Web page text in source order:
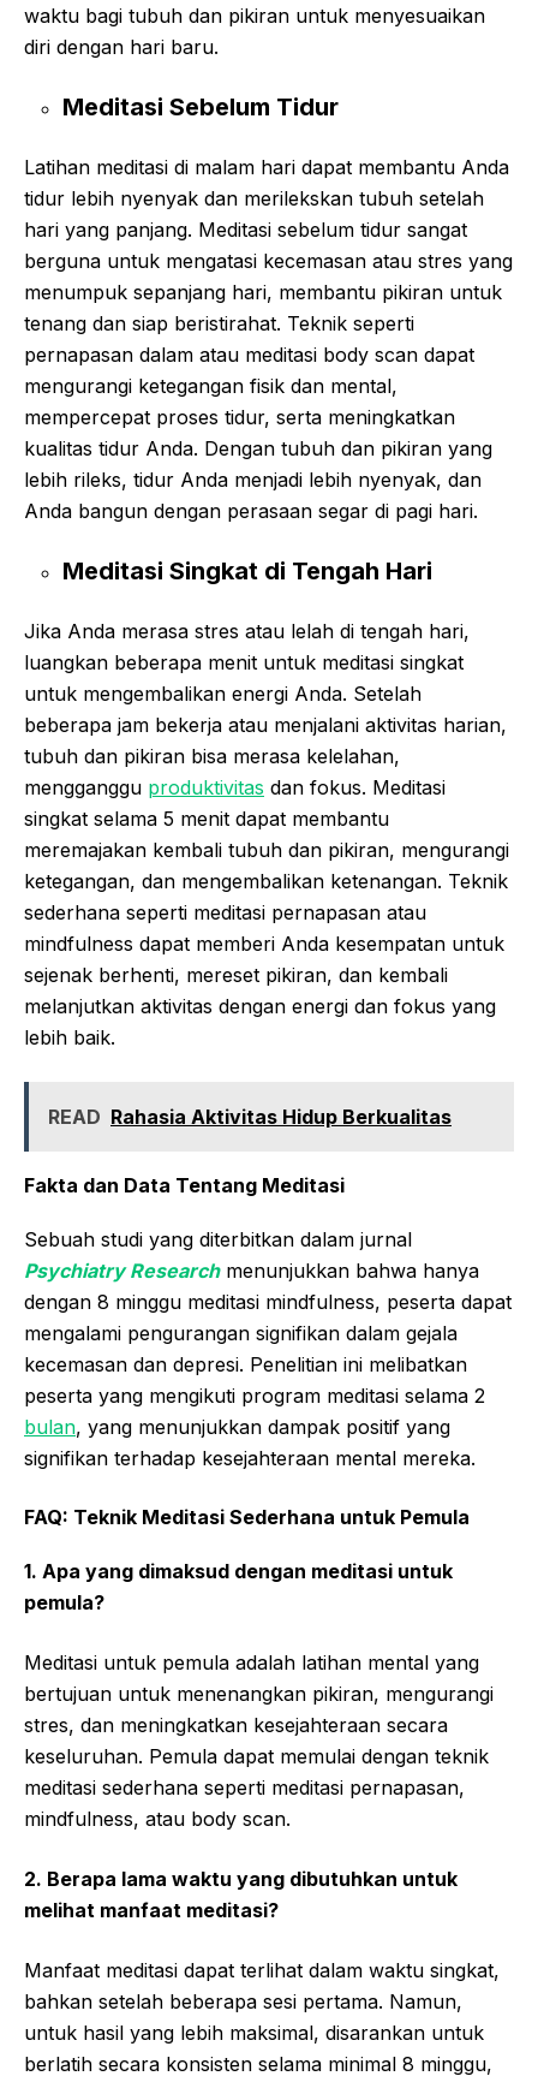
waktu bagi tubuh dan pikiran untuk menyesuaikan
diri dengan hari baru.
Meditasi Sebelum Tidur
Latihan meditasi di malam hari dapat membantu Anda
tidur lebih nyenyak dan merilekskan tubuh setelah
hari yang panjang. Meditasi sebelum tidur sangat
berguna untuk mengatasi kecemasan atau stres yang
menumpuk sepanjang hari, membantu pikiran untuk
tenang dan siap beristirahat. Teknik seperti
pernapasan dalam atau meditasi body scan dapat
mengurangi ketegangan fisik dan mental,
mempercepat proses tidur, serta meningkatkan
kualitas tidur Anda. Dengan tubuh dan pikiran yang
lebih rileks, tidur Anda menjadi lebih nyenyak, dan
Anda bangun dengan perasaan segar di pagi hari.
Meditasi Singkat di Tengah Hari
Jika Anda merasa stres atau lelah di tengah hari,
luangkan beberapa menit untuk meditasi singkat
untuk mengembalikan energi Anda. Setelah
beberapa jam bekerja atau menjalani aktivitas harian,
tubuh dan pikiran bisa merasa kelelahan,
mengganggu produktivitas dan fokus. Meditasi
singkat selama 5 menit dapat membantu
meremajakan kembali tubuh dan pikiran, mengurangi
ketegangan, dan mengembalikan ketenangan. Teknik
sederhana seperti meditasi pernapasan atau
mindfulness dapat memberi Anda kesempatan untuk
sejenak berhenti, mereset pikiran, dan kembali
melanjutkan aktivitas dengan energi dan fokus yang
lebih baik.
READ Rahasia Aktivitas Hidup Berkualitas
Fakta dan Data Tentang Meditasi
Sebuah studi yang diterbitkan dalam jurnal
Psychiatry Researchmenunjukkan bahwa hanya
dengan 8 minggu meditasi mindfulness, peserta dapat
mengalami pengurangan signifikan dalam gejala
kecemasan dan depresi. Penelitian ini melibatkan
peserta yang mengikuti program meditasi selama 2
bulan, yang menunjukkan dampak positif yang
signifikan terhadap kesejahteraan mental mereka.
FAQ: Teknik Meditasi Sederhana untuk Pemula
1. Apa yang dimaksud dengan meditasi untuk
pemula?
Meditasi untuk pemula adalah latihan mental yang
bertujuan untuk menenangkan pikiran, mengurangi
stres, dan meningkatkan kesejahteraan secara
keseluruhan. Pemula dapat memulai dengan teknik
meditasi sederhana seperti meditasi pernapasan,
mindfulness, atau body scan.
2. Berapa lama waktu yang dibutuhkan untuk
melihat manfaat meditasi?
Manfaat meditasi dapat terlihat dalam waktu singkat,
bahkan setelah beberapa sesi pertama. Namun,
untuk hasil yang lebih maksimal, disarankan untuk
berlatih secara konsisten selama minimal 8 minggu,